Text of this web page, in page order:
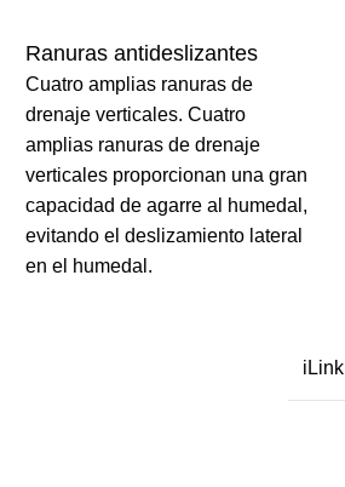
Ranuras antideslizantes
Cuatro amplias ranuras de
drenaje verticales. Cuatro
amplias ranuras de drenaje
verticales proporcionan una gran
capacidad de agarre al humedal,
evitando el deslizamiento lateral
en el humedal.
iLink